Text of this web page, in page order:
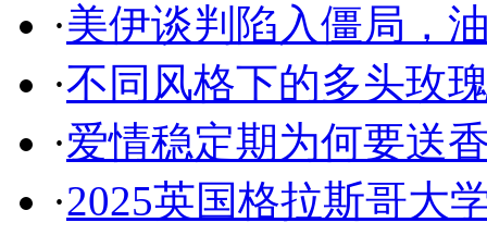
·美伊谈判陷入僵局，
·不同风格下的多头玫
·爱情稳定期为何要送
·2025英国格拉斯哥大